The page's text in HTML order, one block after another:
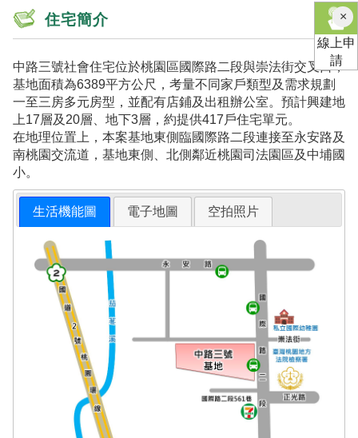
住宅簡介
中路三號社會住宅位於桃園區國際路二段與崇法街交叉口，
基地面積為6389平方公尺，考量不同家戶類型及需求規劃
一至三房多元房型，並配有店鋪及出租辦公室。預計興建地
上17層及20層、地下3層，約提供417戶住宅單元。
在地理位置上，本案基地東側臨國際路二段連接至永安路及
南桃園交流道，基地東側、北側鄰近桃園司法園區及中埔國
小。
生活機能圖 電子地圖 空拍照片
×關
閉
線上申
請